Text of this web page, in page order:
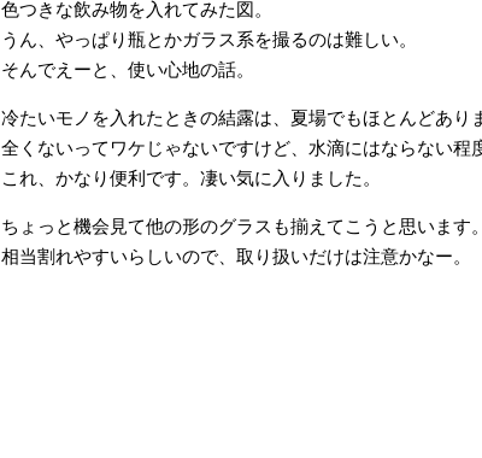
色つきな飲み物を入れてみた図。
うん、やっぱり瓶とかガラス系を撮るのは難しい。
そんでえーと、使い心地の話。
冷たいモノを入れたときの結露は、夏場でもほとんどあり
全くないってワケじゃないですけど、水滴にはならない程
これ、かなり便利です。凄い気に入りました。
ちょっと機会見て他の形のグラスも揃えてこうと思います
相当割れやすいらしいので、取り扱いだけは注意かなー。